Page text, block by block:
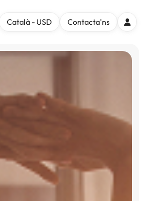
Català - USD Contacta'ns